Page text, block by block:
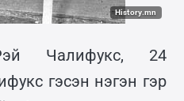
History.mn
Чалифукс, 24
гэсэн нэгэн гэр